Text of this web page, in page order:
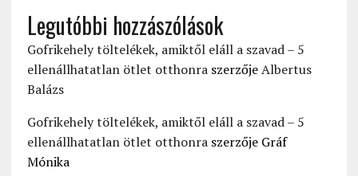
Legutóbbi hozzászólások
Gofrikehely töltelékek, amiktől eláll a szavad – 5
ellenállhatatlan ötlet otthonraszerzőjeAlbertus
Balázs
Gofrikehely töltelékek, amiktől eláll a szavad – 5
ellenállhatatlan ötlet otthonraszerzője Gráf
Mónika